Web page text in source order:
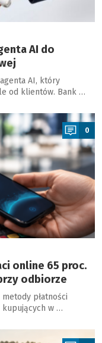
AI do
AI, który
od klientów. Bank …
0
online 65 proc.
odbiorze
płatności
kupujących w …